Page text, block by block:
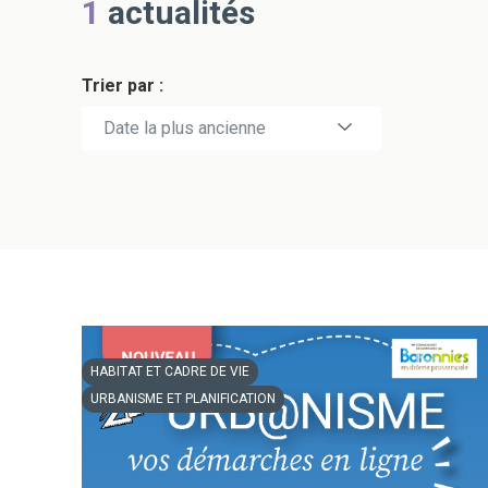
1 actualités
Trier par :
Date la plus récente
Date la plus ancienne
HABITAT ET CADRE DE VIE
URBANISME ET PLANIFICATION